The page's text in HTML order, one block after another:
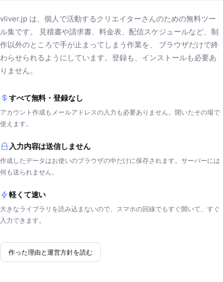
vliver.jp は、個人で活動するクリエイターさんのための無料ツー
ル集です。 見積書や請求書、料金表、配信スケジュールなど、制
作以外のところで手が止まってしまう作業を、 ブラウザだけで終
わらせられるようにしています。登録も、インストールも必要あ
りません。
すべて無料・登録なし
アカウント作成もメールアドレスの入力も必要ありません。開いたその場で
使えます。
入力内容は送信しません
作成したデータはお使いのブラウザの中だけに保存されます。サーバーには
何も送られません。
軽くて速い
大きなライブラリを読み込まないので、スマホの回線でもすぐ開いて、すぐ
入力できます。
作った理由と運営方針を読む